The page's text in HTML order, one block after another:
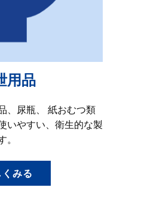
用品
、尿瓶、 紙おむつ類
いやすい、衛生的な製
みる